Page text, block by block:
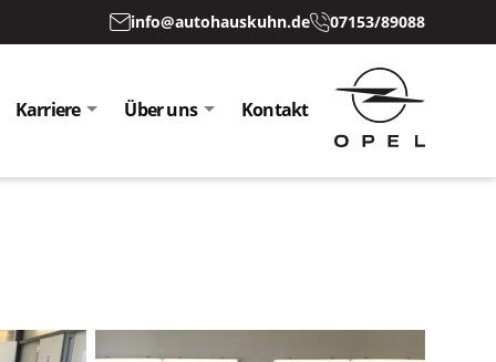
info@autohauskuhn.de 07153/89088
Karriere Über uns Kontakt